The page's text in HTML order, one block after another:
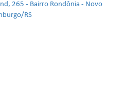
265 - Bairro Rondônia - Novo
RS